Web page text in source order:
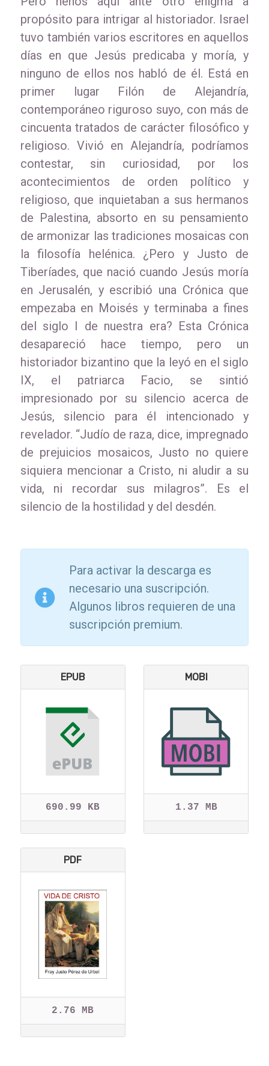
propósito para intrigar al historiador. Israel
tuvo también varios escritores en aquellos
días en que Jesús predicaba y moría, y
ninguno de ellos nos habló de él. Está en
primer lugar Filón de Alejandría,
contemporáneo riguroso suyo, con más de
cincuenta tratados de carácter filosófico y
religioso. Vivió en Alejandría, podríamos
contestar, sin curiosidad, por los
acontecimientos de orden político y
religioso, que inquietaban a sus hermanos
de Palestina, absorto en su pensamiento
de armonizar las tradiciones mosaicas con
la filosofía helénica. ¿Pero y Justo de
Tiberíades, que nació cuando Jesús moría
en Jerusalén, y escribió una Crónica que
empezaba en Moisés y terminaba a fines
del siglo I de nuestra era? Esta Crónica
desapareció hace tiempo, pero un
historiador bizantino que la leyó en el siglo
IX, el patriarca Facio, se sintió
impresionado por su silencio acerca de
Jesús, silencio para él intencionado y
revelador. “Judío de raza, dice, impregnado
de prejuicios mosaicos, Justo no quiere
siquiera mencionar a Cristo, ni aludir a su
vida, ni recordar sus milagros”. Es el
silencio de la hostilidad y del desdén.
Para activar la descarga es
necesario una suscripción.
Algunos libros requieren de una
suscripción premium.
EPUB
690.99 KB
MOBI
1.37 MB
PDF
2.76 MB